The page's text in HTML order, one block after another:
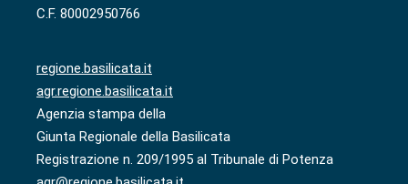
C.F. 80002950766
regione.basilicata.it
agr.regione.basilicata.it
Agenzia stampa della
Giunta Regionale della Basilicata
Registrazione n. 209/1995 al Tribunale di Potenza